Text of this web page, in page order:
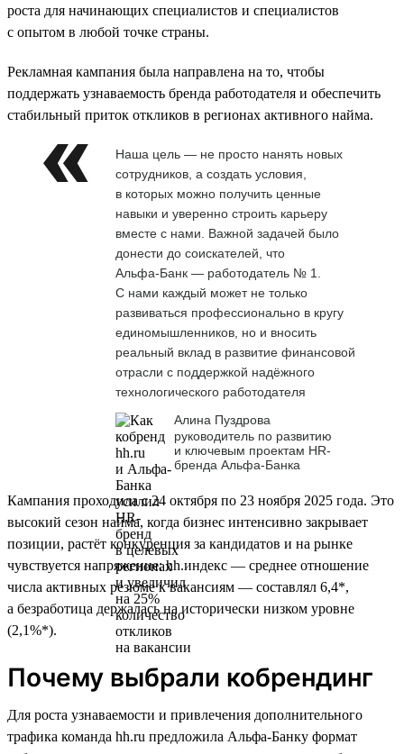
роста для начинающих специалистов и специалистов
с опытом в любой точке страны.
Рекламная кампания была направлена на то, чтобы
поддержать узнаваемость бренда работодателя и обеспечить
стабильный приток откликов в регионах активного найма.
Наша цель — не просто нанять новых
сотрудников, а создать условия,
в которых можно получить ценные
навыки и уверенно строить карьеру
вместе с нами. Важной задачей было
донести до соискателей, что
Альфа‑Банк — работодатель № 1.
С нами каждый может не только
развиваться профессионально в кругу
единомышленников, но и вносить
реальный вклад в развитие финансовой
отрасли с поддержкой надёжного
технологического работодателя
Алина Пуздрова
руководитель по развитию
и ключевым проектам HR-
бренда Альфа-Банка
Кампания проходила с 24 октября по 23 ноября 2025 года. Это
высокий сезон найма, когда бизнес интенсивно закрывает
позиции, растёт конкуренция за кандидатов и на рынке
чувствуется напряжение: hh.индекс — среднее отношение
числа активных резюме к вакансиям — составлял 6,4*,
а безработица держалась на исторически низком уровне
(2,1%*).
Почему выбрали кобрендинг
Для роста узнаваемости и привлечения дополнительного
трафика команда hh.ru предложила Альфа-Банку формат